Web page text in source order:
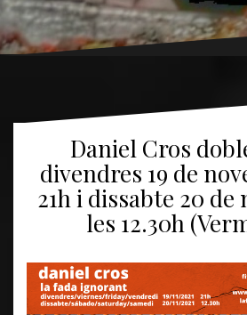
Daniel Cros
divendres 19 de
21h i dissabte 20 de
les 12.30h